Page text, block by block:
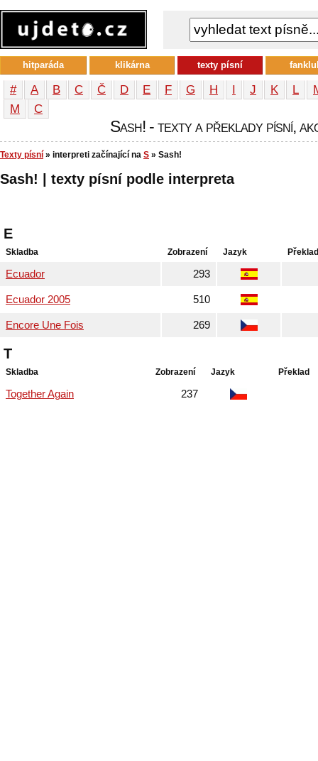
# A B C Č D E F G H I J K L
М
С
Sash! - texty a překlady písní,
Texty písní » interpreti začínající na S » Sash!
Sash! | texty písní podle interpreta
E
Skladba Zobrazení Jazyk Překlad
Ecuador 293
Ecuador 2005 510
Encore Une Fois 269
T
Skladba Zobrazení Jazyk Překlad
Together Again 237
hitparáda klikárna texty písní